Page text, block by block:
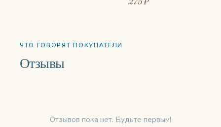
ЧТО ГОВОРЯТ ПОКУПАТЕЛИ
Отзывы
Отзывов пока нет. Будьте первым!